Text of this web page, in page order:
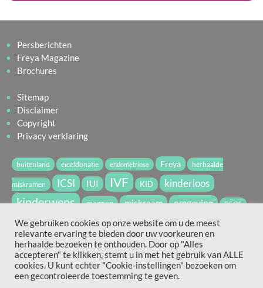
Persberichten
Freya Magazine
Brochures
Sitemap
Disclaimer
Copyright
Privacy verklaring
buitenland eiceldonatie endometriose Freya herhaalde
miskramen ICSI IUI IVF KID kinderloos
kinderwens mannen miskraam omgeving PCOS
spermadonatie vruchtbaarheid
vruchtbaarheidsbehandeling WvdV2022
Hierboven vind je slechts een aantal van de door freya.nl
gebruikte tags.
We gebruiken cookies op onze website om u de meest
relevante ervaring te bieden door uw voorkeuren en
herhaalde bezoeken te onthouden. Door op "Alles
accepteren" te klikken, stemt u in met het gebruik van ALLE
cookies. U kunt echter "Cookie-instellingen" bezoeken om
een gecontroleerde toestemming te geven.